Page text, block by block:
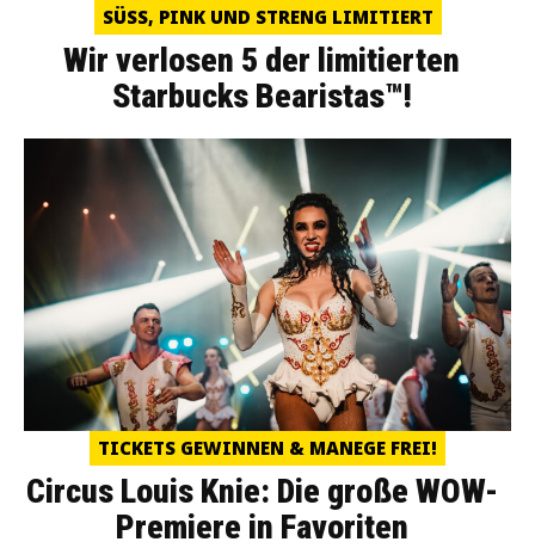
SÜSS, PINK UND STRENG LIMITIERT
Wir verlosen 5 der limitierten
Starbucks Bearistas™!
TICKETS GEWINNEN & MANEGE FREI!
Circus Louis Knie: Die große WOW-
Premiere in Favoriten